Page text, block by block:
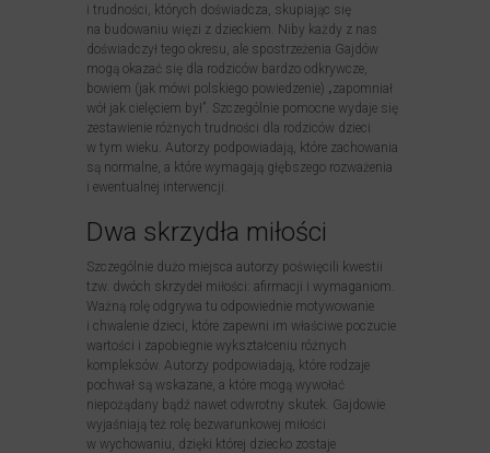
i trudności, których doświadcza, skupiając się
na budowaniu więzi z dzieckiem. Niby każdy z nas
doświadczył tego okresu, ale spostrzeżenia Gajdów
mogą okazać się dla rodziców bardzo odkrywcze,
bowiem (jak mówi polskiego powiedzenie) „zapomniał
wół jak cielęciem był”. Szczególnie pomocne wydaje się
zestawienie różnych trudności dla rodziców dzieci
w tym wieku. Autorzy podpowiadają, które zachowania
są normalne, a które wymagają głębszego rozważenia
i ewentualnej interwencji.
Dwa skrzydła miłości
Szczególnie dużo miejsca autorzy poświęcili kwestii
tzw. dwóch skrzydeł miłości: afirmacji i wymaganiom.
Ważną rolę odgrywa tu odpowiednie motywowanie
i chwalenie dzieci, które zapewni im właściwe poczucie
wartości i zapobiegnie wykształceniu różnych
kompleksów. Autorzy podpowiadają, które rodzaje
pochwał są wskazane, a które mogą wywołać
niepożądany bądź nawet odwrotny skutek. Gajdowie
wyjaśniają też rolę bezwarunkowej miłości
w wychowaniu, dzięki której dziecko zostaje